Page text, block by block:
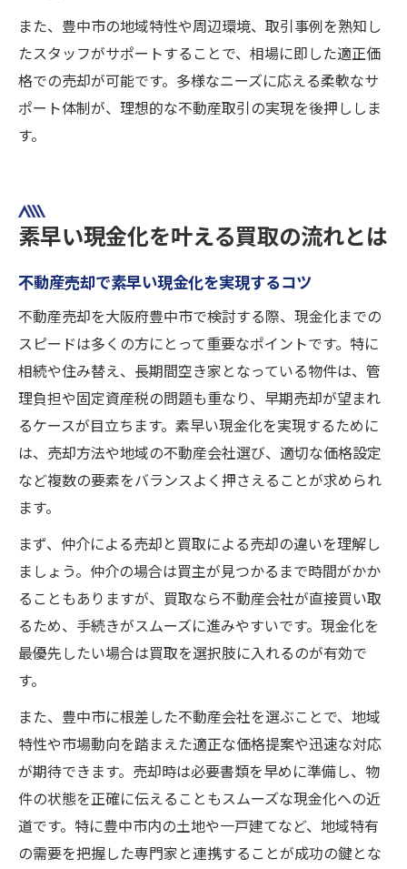
また、豊中市の地域特性や周辺環境、取引事例を熟知し
たスタッフがサポートすることで、相場に即した適正価
格での売却が可能です。多様なニーズに応える柔軟なサ
ポート体制が、理想的な不動産取引の実現を後押ししま
す。
素早い現金化を叶える買取の流れとは
不動産売却で素早い現金化を実現するコツ
不動産売却を大阪府豊中市で検討する際、現金化までの
スピードは多くの方にとって重要なポイントです。特に
相続や住み替え、長期間空き家となっている物件は、管
理負担や固定資産税の問題も重なり、早期売却が望まれ
るケースが目立ちます。素早い現金化を実現するために
は、売却方法や地域の不動産会社選び、適切な価格設定
など複数の要素をバランスよく押さえることが求められ
ます。
まず、仲介による売却と買取による売却の違いを理解し
ましょう。仲介の場合は買主が見つかるまで時間がかか
ることもありますが、買取なら不動産会社が直接買い取
るため、手続きがスムーズに進みやすいです。現金化を
最優先したい場合は買取を選択肢に入れるのが有効で
す。
また、豊中市に根差した不動産会社を選ぶことで、地域
特性や市場動向を踏まえた適正な価格提案や迅速な対応
が期待できます。売却時は必要書類を早めに準備し、物
件の状態を正確に伝えることもスムーズな現金化への近
道です。特に豊中市内の土地や一戸建てなど、地域特有
の需要を把握した専門家と連携することが成功の鍵とな